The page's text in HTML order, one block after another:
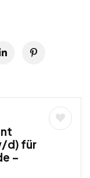
d) für
–